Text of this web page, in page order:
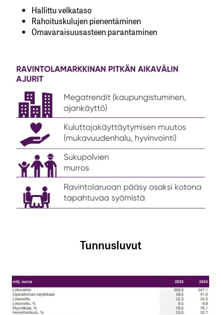
Hallittu velkataso
Rahoituskulujen pienentäminen
Omavaraisuusasteen parantaminen
Tunnusluvut